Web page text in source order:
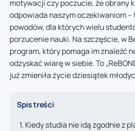
motywacji czy poczucie, że obrany
odpowiada naszym oczekiwaniom
powodów, dla których wielu
porzucenie nauki. Na szczęście, w
program, który pomaga im znaleźć
odzyskać wiarę w siebie. To
już zmieniła życie dziesiątek
Spis treści
Kiedy studia nie idą zgodnie z